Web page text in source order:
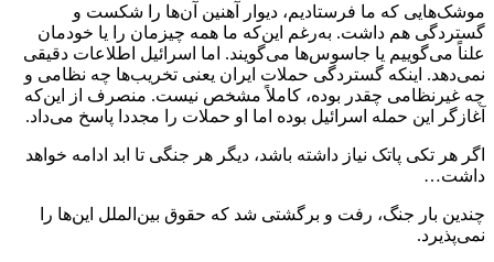
موشک‌هایی که ما فرستادیم، دیوار آهنین آن‌ها را شکست و
گستردگی هم داشت. به‌رغم این‌که ما همه چیزمان را یا خودمان
علناً می‌گوییم یا جاسوس‌ها می‌گویند. اما اسرائیل اطلاعات دقیقی
نمی‌دهد. اینکه گستردگی حملات ایران یعنی تخریب‌ها چه نظامی و
چه غیرنظامی چقدر بوده، کاملاً مشخص نیست. منصرف از این‌که
آغازگر این حمله اسرائیل بوده اما او حملات را مجددا پاسخ می‌داد.
اگر هر تکی پاتک نیاز داشته باشد، دیگر هر جنگی تا ابد ادامه خواهد
داشت…
چندین بار جنگ، رفت و برگشتی شد که حقوق بین‌الملل این‌ها را
نمی‌پذیرد.